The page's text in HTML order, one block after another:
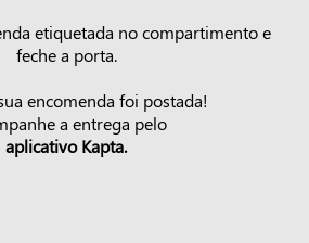
etiquetada no compartimento e
feche a porta.
encomenda foi postada!
a entrega pelo
aplicativo Kapta.